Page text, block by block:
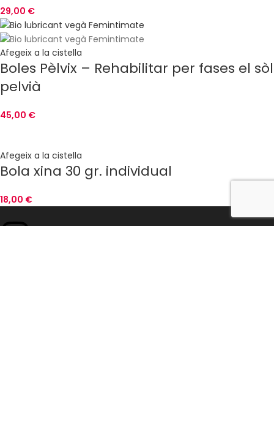
29,00 €
Afegeix a la cistella
Boles Pèlvix – Rehabilitar per fases el sòl
pelvià
45,00 €
Afegeix a la cistella
Bola xina 30 gr. individual
18,00 €